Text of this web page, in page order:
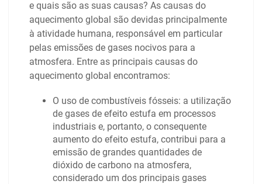
e quais são as suas causas? As causas do
aquecimento global são devidas principalmente
à atividade humana, responsável em particular
pelas emissões de gases nocivos para a
atmosfera. Entre as principais causas do
aquecimento global encontramos:
O uso de combustíveis fósseis: a utilização
de gases de efeito estufa em processos
industriais e, portanto, o consequente
aumento do efeito estufa, contribui para a
emissão de grandes quantidades de
dióxido de carbono na atmosfera,
considerado um dos principais gases